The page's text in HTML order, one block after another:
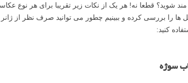
شوید؟ قطعا نه! هر یک از نکات زیر تقریبا برای هر نوع
ها را بررسی کرده و ببینیم چطور می توانید صرف نظر از
کنید:
سوژه